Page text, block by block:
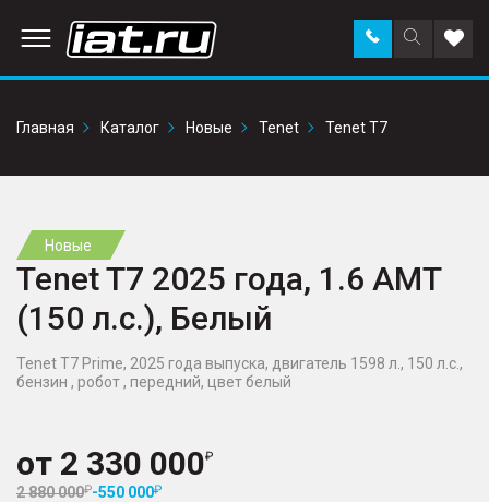
Поиск
по
Заказать
звонок в
Главная
Каталог Новые Tenet Tenet T7
Новые
Tenet T7 2025 года, 1.6 AMT
(150 л.с.), Белый
Tenet T7 Prime, 2025 года выпуска, двигатель 1598 л., 150 л.с.,
бензин , робот , передний, цвет белый
от 2 330 000
2 880 000 -550 000